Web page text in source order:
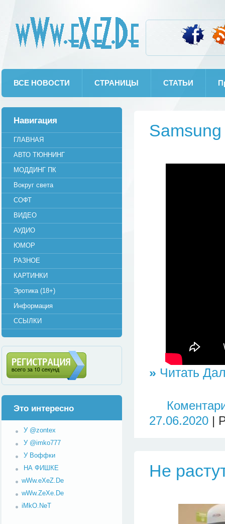
ВСЕ НОВОСТИ СТРАНИЦЫ СТАТЬИ
» Читать
27.06.2020 |
Не
Навигация
ГЛАВНАЯ
АВТО ТЮННИНГ
МОДДИНГ ПК
Вокруг света
СОФТ
ВИДЕО
АУДИО
ЮМОР
РАЗНОЕ
КАРТИНКИ
Эротика (18+)
Информация
ССЫЛКИ
Регистрация (всего за 10
Это интересно
У @zontex
У @imko777
У Воффки
НА ФИШКЕ
wWw.eXeZ.De
wWw.ZeXe.De
iMkO.NeT